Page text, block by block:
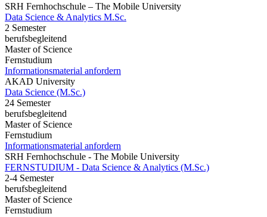
SRH Fernhochschule – The Mobile University
Data Science & Analytics M.Sc.
2 Semester
berufsbegleitend
Master of Science
Fernstudium
Informationsmaterial anfordern
AKAD University
Data Science (M.Sc.)
24 Semester
berufsbegleitend
Master of Science
Fernstudium
Informationsmaterial anfordern
SRH Fernhochschule - The Mobile University
FERNSTUDIUM - Data Science & Analytics (M.Sc.)
2-4 Semester
berufsbegleitend
Master of Science
Fernstudium